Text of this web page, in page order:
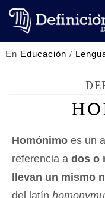
En Educación /
Homónimo es un
referencia a dos o
llevan un mismo
del latín